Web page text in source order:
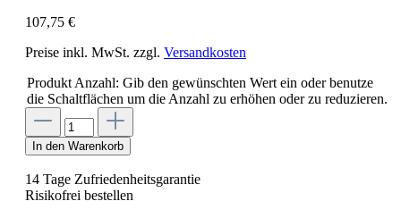
107,75 €
Preise inkl. MwSt. zzgl. Versandkosten
Produkt Anzahl: Gib den gewünschten Wert ein oder benutze
die Schaltflächen um die Anzahl zu erhöhen oder zu reduzieren.
In den Warenkorb
14 Tage Zufriedenheitsgarantie
Risikofrei bestellen